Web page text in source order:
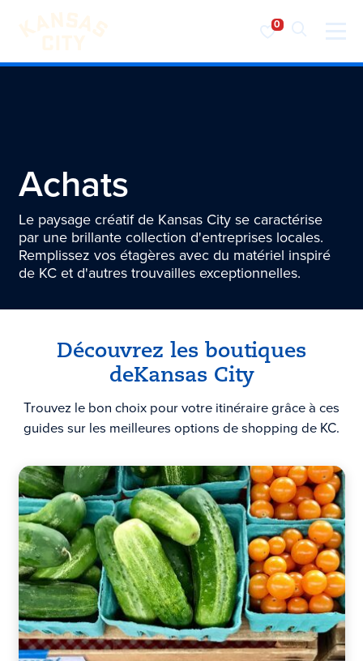
Visiter KC
Achats
Le paysage créatif de Kansas City se caractérise
par une brillante collection d'entreprises locales.
Remplissez vos étagères avec du matériel inspiré
de KC et d'autres trouvailles exceptionnelles.
Découvrez les boutiques
deKansas City
Trouvez le bon choix pour votre itinéraire grâce à ces
guides sur les meilleures options de shopping de KC.